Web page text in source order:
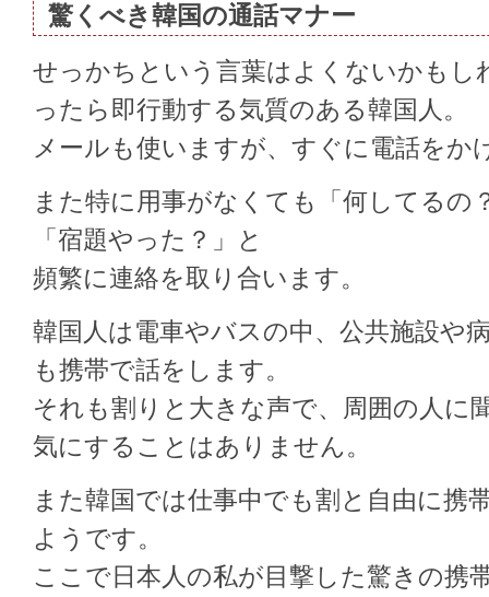
驚くべき韓国の通話マナー
せっかちという言葉はよくないかもし
ったら即行動する気質のある韓国人。
メールも使いますが、すぐに電話をか
また特に用事がなくても「何してるの
「宿題やった？」と
頻繁に連絡を取り合います。
韓国人は電車やバスの中、公共施設や
も携帯で話をします。
それも割りと大きな声で、周囲の人に
気にすることはありません。
また韓国では仕事中でも割と自由に携
ようです。
ここで日本人の私が目撃した驚きの携